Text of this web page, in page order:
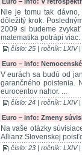
Nie je tomu tak
dôležitý krok.
2009 si budeme
matematika potrápi
číslo: 25 | ročník: LXIV
Euro – info:
V eurách sa budú od
garančného poistenia.
eurocentov nahor. ...
číslo: 24 | ročník: LXIV
Euro – info: Zmeny
Na vaše otázky
Allianz Slovenskej
číslo: 23 | ročník: LXIV